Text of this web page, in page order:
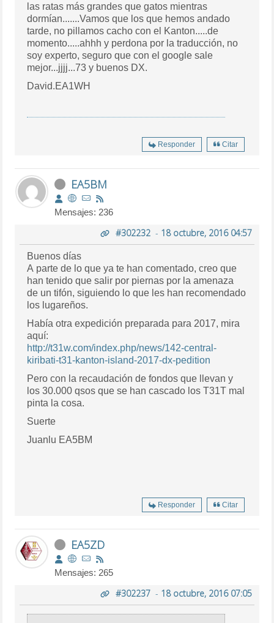
las ratas más grandes que gatos mientras
dormían.......Vamos que los que hemos andado
tarde, no pillamos cacho con el Kanton.....de
momento.....ahhh y perdona por la traducción, no
soy experto, seguro que con el google sale
mejor...jjjj...73 y buenos DX.
David.EA1WH
Responder Citar
EA5BM
Mensajes: 236
#302232- 18 octubre, 2016 04:57
Buenos días
A parte de lo que ya te han comentado, creo que
han tenido que salir por piernas por la amenaza
de un tifón, siguiendo lo que les han recomendado
los lugareños.
Había otra expedición preparada para 2017, mira
aquí:
http://t31w.com/index.php/news/142-central-
kiribati-t31-kanton-island-2017-dx-pedition
Pero con la recaudación de fondos que llevan y
los 30.000 qsos que se han cascado los T31T mal
pinta la cosa.
Suerte
Juanlu EA5BM
Responder Citar
EA5ZD
Mensajes: 265
#302237- 18 octubre, 2016 07:05